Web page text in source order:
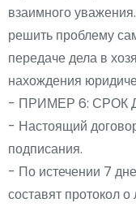
взаимного
решить проблему
передаче дела в
нахождения
- ПРИМЕР 6: СРОК
- Настоящий
подписания.
- По истечении 7
составят протокол